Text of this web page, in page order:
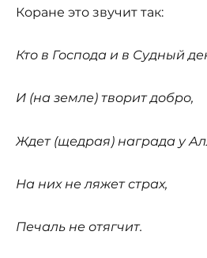
Коране это звучит так:
Кто в Господа и в Судный
И (на земле) творит добро,
Ждет (щедрая) награда у
На них не ляжет страх,
Печаль не отягчит.